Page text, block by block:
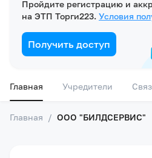
Пройдите регистрацию и
на ЭТП Торги223. Условия
Получить доступ
Главная Учредители
Главная / ООО "БИЛДСЕРВИС"